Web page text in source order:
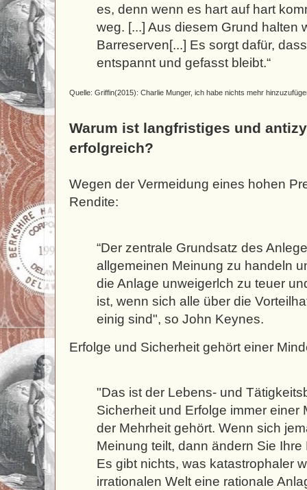
es, denn wenn es hart auf hart
weg. [...] Aus diesem Grund halten
Barreserven[...] Es sorgt dafür,
entspannt und gefasst bleibt.“
Quelle: Griffin(2015): Charlie Munger, ich habe nichts mehr
Warum ist langfristiges und
erfolgreich?
Wegen der Vermeidung eines hohen
Rendite:
“Der zentrale Grundsatz des
allgemeinen Meinung zu handeln
die Anlage unweigerlch zu teuer
ist, wenn sich alle über die
einig sind", so John Keynes.
Erfolge und Sicherheit gehört einer
"Das ist der Lebens- und
Sicherheit und Erfolge immer einer
der Mehrheit gehört. Wenn sich
Meinung teilt, dann ändern Sie Ihre
Es gibt nichts, was katastrophaler
irrationalen Welt eine rationale